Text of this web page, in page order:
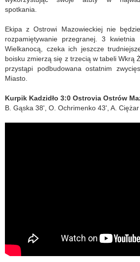
spotkania.
Ekipa z Ostrowi Mazowieckiej nie
rozpamiętywanie przegranej. 3
Wielkanocą, czeka ich jeszcze
boisku zmierzą się z trzecią w tabeli Wkrą
przystąpi podbudowana ostatnim
Miasto.
Kurpik Kadzidło 3:0 Ostrovia Ostrów
B. Gąska 38', O. Ochrimenko 43', A.